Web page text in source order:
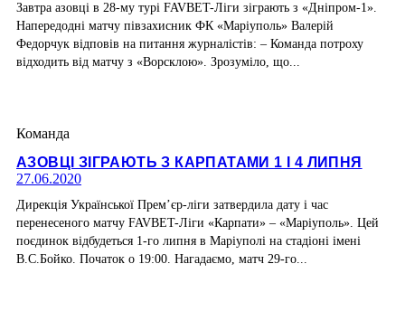
Завтра азовці в 28-му турі FAVBET-Ліги зіграють з «Дніпром-1».
Напередодні матчу півзахисник ФК «Маріуполь» Валерій
Федорчук відповів на питання журналістів: – Команда потроху
відходить від матчу з «Ворсклою». Зрозуміло, що...
Команда
АЗОВЦІ ЗІГРАЮТЬ З КАРПАТАМИ 1 І 4 ЛИПНЯ
27.06.2020
Дирекція Української Прем’єр-ліги затвердила дату і час
перенесеного матчу FAVBET-Ліги «Карпати» – «Маріуполь». Цей
поєдинок відбудеться 1-го липня в Маріуполі на стадіоні імені
В.С.Бойко. Початок о 19:00. Нагадаємо, матч 29-го...